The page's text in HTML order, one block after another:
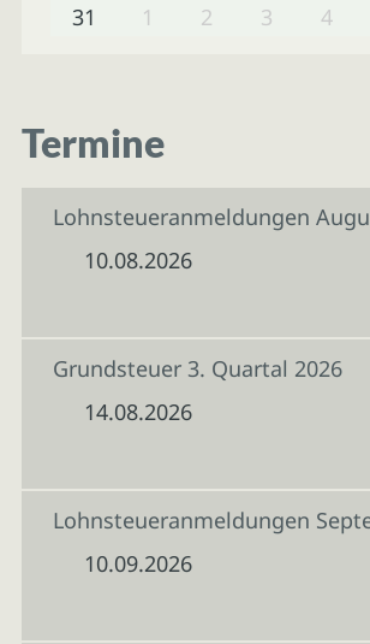
31
1 2 3 4
Termine
Lohnsteueranmeldungen
10.08.2026
Grundsteuer 3. Quartal 2026
14.08.2026
Lohnsteueranmeldungen
10.09.2026